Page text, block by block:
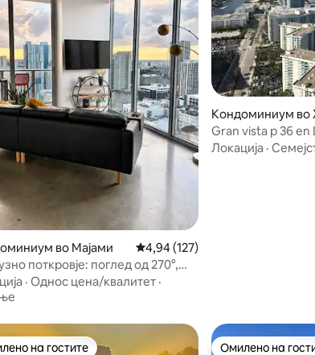
од 5, 165 рецензии
во Мајами Просечна оцена: 4,94 од 5, 127
4,94 (127)
поткровје: поглед од 270°,
на покрив, паркинг
· Однос цена/квалитет ·
Кондоминиум во
Бич
Gran vista p 36 en
Residences
Локација ·
на гостите Омилено на